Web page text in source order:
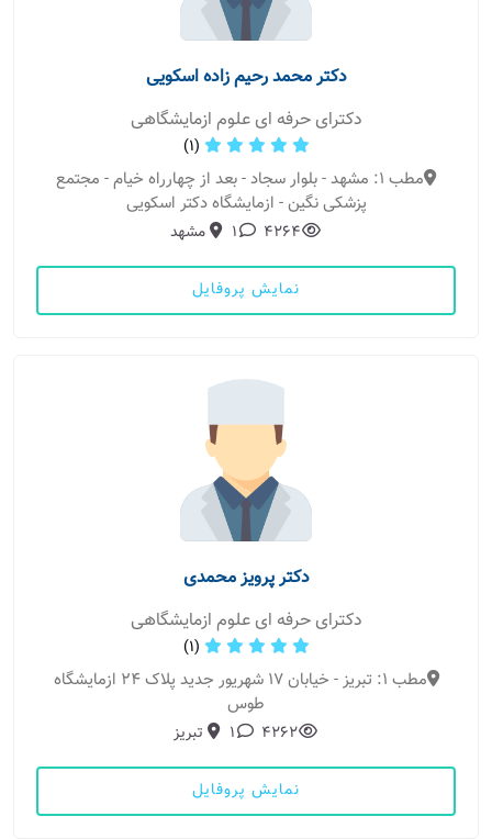
دکتر محمد رحیم زاده اسکویی
دکترای حرفه ای علوم ازمایشگاهی
(1)
مطب 1: مشهد - بلوار سجاد - بعد از چهارراه خیام - مجتمع
پزشکی نگین - ازمایشگاه دکتر اسکویی
4264
1 مشهد
نمایش پروفایل
دکتر پرویز محمدی
دکترای حرفه ای علوم ازمایشگاهی
(1)
مطب 1: تبریز - خیابان 17 شهریور جدید پلاک 24 ازمایشگاه
طوس
4262
1 تبریز
نمایش پروفایل